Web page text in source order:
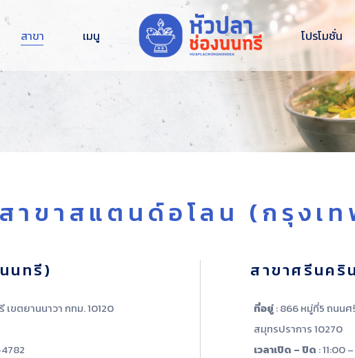
สาขา เมนู โปรโมชั่น
สาขาสแตนด์อโลน (กรุงเ
นทรี)
เขตยานนาวา กทม. 10120
สาขาศรีนคริ
ที่อยู่: 866 หมู่ที่5 ถนนศ
สมุทรปราการ 10270
เวลาเปิด – ปิด : 11:00